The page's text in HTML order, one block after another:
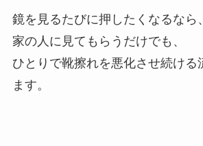
鏡を見るたびに押したくなるなら、
家の人に見てもらうだけでも、
ひとりで靴擦れを悪化させ続ける
ます。